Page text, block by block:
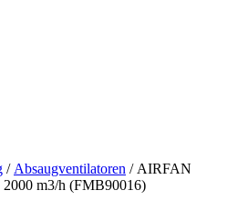
/ Absaugventilatoren / AIRFAN
m3/h (FMB90016)